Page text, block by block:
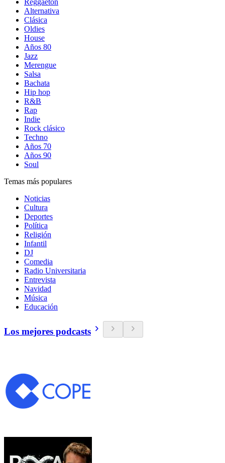
Reggaetón
Alternativa
Clásica
Oldies
House
Años 80
Jazz
Merengue
Salsa
Bachata
Hip hop
R&B
Rap
Indie
Rock clásico
Techno
Años 70
Años 90
Soul
Temas más populares
Noticias
Cultura
Deportes
Política
Religión
Infantil
DJ
Comedia
Radio Universitaria
Entrevista
Navidad
Música
Educación
Los mejores podcasts